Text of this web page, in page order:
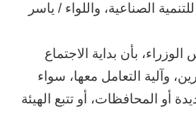
الصناعية، واللواء / ياسر
بأن بداية الاجتماع
التعامل معها، سواء
أو المحافظات، أو تتبع الهيئة